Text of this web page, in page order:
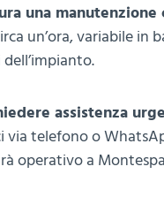
una manutenzione
un’ora, variabile in
assistenza
via telefono o
operativo a